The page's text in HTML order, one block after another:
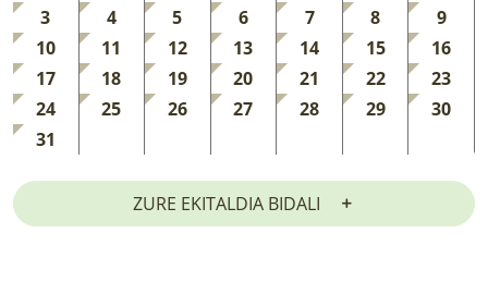
3
4 5 6 7 8
9
10
11 12 13 14 15
16
17
18 19 20 21 22
23
24
25 26 27 28 29
30
31
ZURE EKITALDIA BIDALI